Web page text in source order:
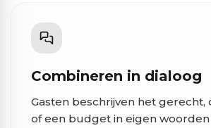
Combineren in dialoog
Gasten beschrijven het gerecht,
of een budget in eigen